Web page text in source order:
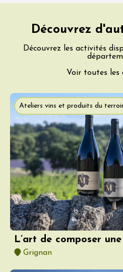
Découvrez
Découvrez les activités
Voir toutes les
Ateliers vins et produits du
L’art de composer
Grignan